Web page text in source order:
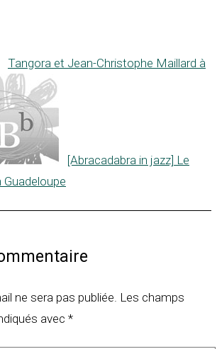
Tangora et Jean-Christophe Maillard à
[Abracadabra in jazz] Le
Guadeloupe
ne sera pas publiée. Les champs
avec *